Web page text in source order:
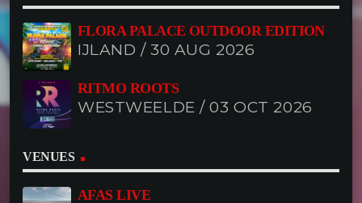
FLORA PALACE OUTDOOR EDITION
IJLAND / 30 AUG 2026
RITMO ROOTS
WESTWEELDE / 03 OCT 2026
VENUES
AFAS LIVE